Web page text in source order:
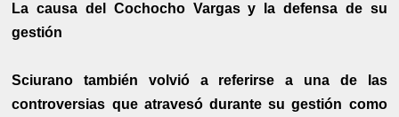
La causa del Cochocho Vargas y la defensa de su
gestión
Sciurano también volvió a referirse a una de las
controversias que atravesó durante su gestión como